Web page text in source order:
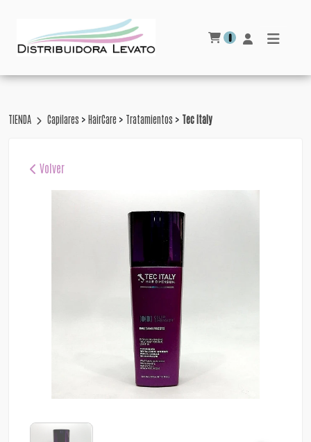
0
TIENDA Capilares > HairCare > Tratamientos > Tec Italy
Volver